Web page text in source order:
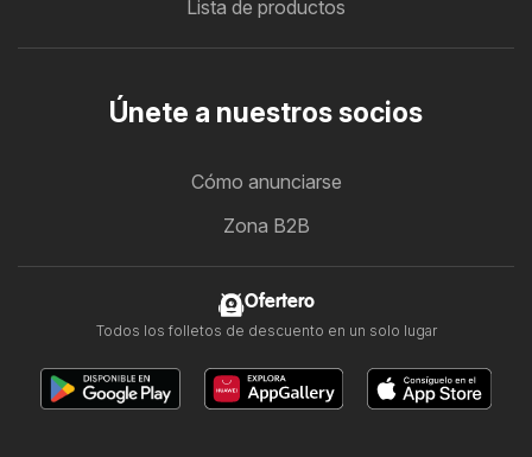
Lista de productos
Únete a nuestros socios
Cómo anunciarse
Zona B2B
Ofertero
Todos los folletos de descuento en un solo lugar